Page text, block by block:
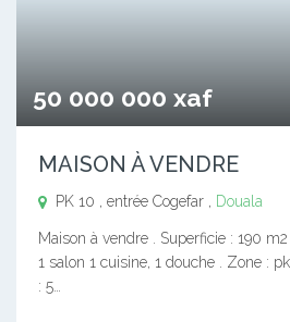
50 000 000 xaf
MAISON À VENDRE
PK 10 , entrée Cogefar , Douala
Maison à vendre . Superficie : 190
1 salon 1 cuisine, 1 douche . Zone :
: 5…